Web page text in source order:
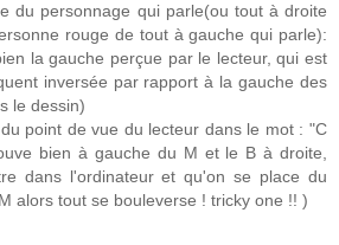
du personnage qui parle(ou tout à droite
rouge de tout à gauche qui parle):
la gauche perçue par le lecteur, qui est
inversée par rapport à la gauche des
le dessin)
point de vue du lecteur dans le mot : "C
bien à gauche du M et le B à droite,
dans l'ordinateur et qu'on se place du
alors tout se bouleverse ! tricky one !! )